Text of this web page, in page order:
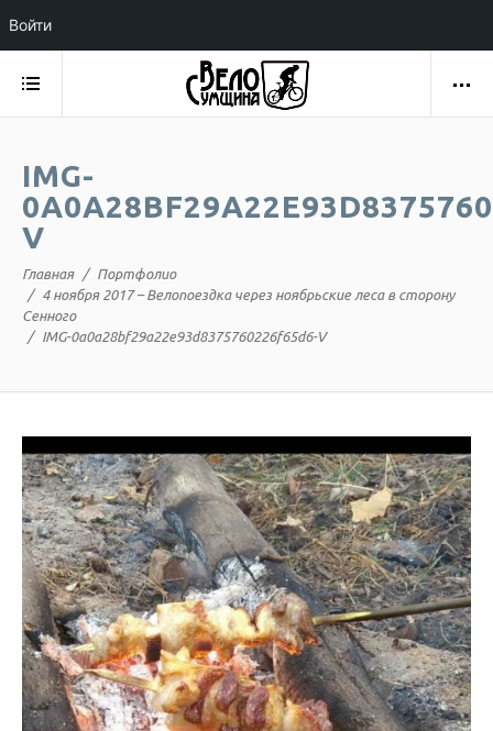
IMG-
V
Главная
Портфолио
4 ноября 2017 – Велопоездка через ноябрьские леса в сторону
Сенного
IMG-0a0a28bf29a22e93d8375760226f65d6-V
Войти